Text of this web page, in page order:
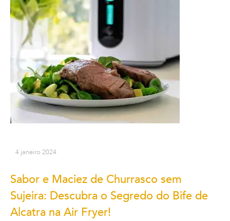
4 janeiro 2024
Sabor e Maciez de Churrasco sem
Sujeira: Descubra o Segredo do Bife de
Alcatra na Air Fryer!